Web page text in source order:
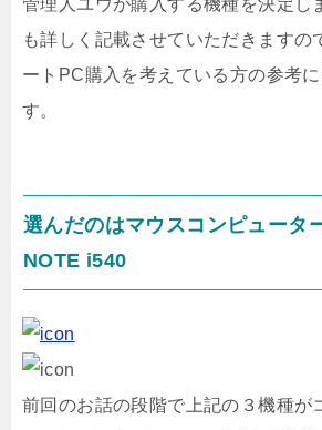
管理人ユウが購入する機種を決定し
も詳しく記載させていただきますの
ートPC購入を考えている方の参考
す。
選んだのはマウスコンピュータ
NOTE i540
前回のお話の段階で上記の３機種が